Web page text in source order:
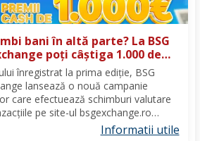
bani în altă parte? La BSG
poți câștiga 1.000 de
înregistrat la prima ediție, BSG
lansează o nouă campanie
care efectuează schimburi valutare
pe site-ul bsgexchange.ro
fi realizate în agenții în perioada 20
Informatii utile